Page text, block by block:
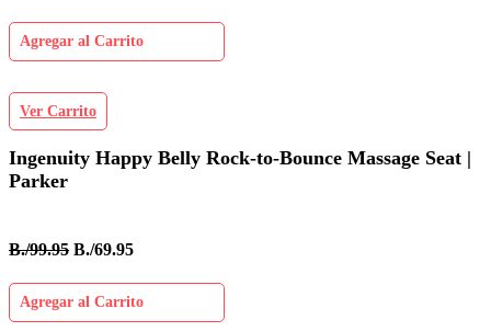
Agregar al Carrito
Ver Carrito
Ingenuity Happy Belly Rock-to-Bounce Massage Seat |
Parker
B./99.95 B./69.95
Agregar al Carrito